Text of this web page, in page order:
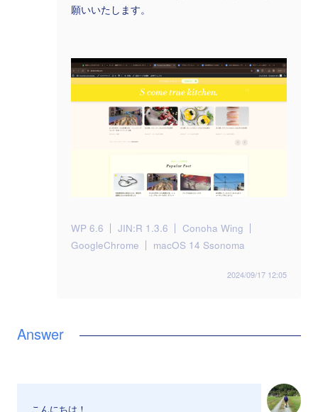
願いいたします。
WP 6.6 JIN:R 1.3.6
Conoha Wing
GoogleChrome
macOS 14 Ssonoma
2024/09/17 12:05
こんにちは！